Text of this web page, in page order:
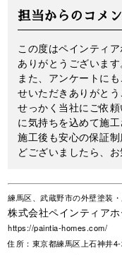
担当からのコメ
この度はペインティ
ありがとうございます
また、アンケートに
せいただきありがとう
せっかく当社にご依
に気持ちを込めて施工
施工後も安心の保証
どございましたら、
練馬区、武蔵野市の外壁塗装
株式会社ペインティア
https://paintia-homes.com/
住所：東京都練馬区上石神井